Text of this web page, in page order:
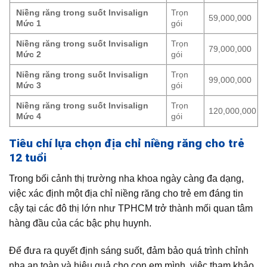
Niềng răng trong suốt Invisalign
Mức 1
Trọn
gói
59,000,000
Niềng răng trong suốt Invisalign
Mức 2
Trọn
gói
79,000,000
Niềng răng trong suốt Invisalign
Mức 3
Trọn
gói
99,000,000
Niềng răng trong suốt Invisalign
Mức 4
Trọn
gói
120,000,000
Tiêu chí lựa chọn địa chỉ niềng răng cho trẻ
12 tuổi
Trong bối cảnh thị trường nha khoa ngày càng đa dạng,
việc xác định một địa chỉ niềng răng cho trẻ em đáng tin
cậy tại các đô thị lớn như TPHCM trở thành mối quan tâm
hàng đầu của các bậc phụ huynh.
Để đưa ra quyết định sáng suốt, đảm bảo quá trình chỉnh